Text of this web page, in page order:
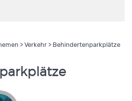
> Verkehr > Behindertenparkplätze